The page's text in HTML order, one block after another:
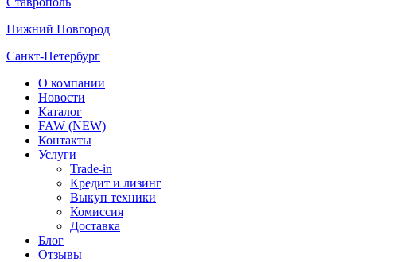
Нижний Новгород
Санкт-Петербург
О компании
Новости
Каталог
FAW (NEW)
Контакты
Услуги
Trade-in
Кредит и лизинг
Выкуп техники
Комиссия
Доставка
Блог
Отзывы